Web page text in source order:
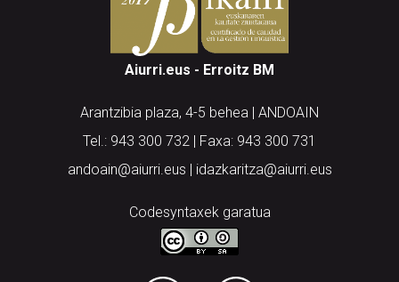
Aiurri.eus - Erroitz BM
Arantzibia plaza, 4-5 behea | ANDOAIN
Tel.: 943 300 732 | Faxa: 943 300 731
andoain@aiurri.eus | idazkaritza@aiurri.eus
Codesyntaxek garatua